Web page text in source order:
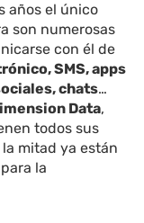
años el único
son numerosas
con él de
SMS, apps
chats…
Data,
todos sus
mitad ya están
la